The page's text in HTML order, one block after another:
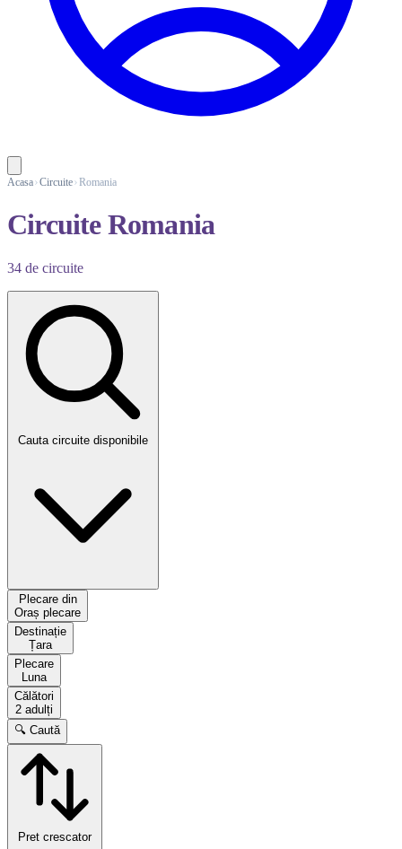
Acasa Circuite Romania
Circuite Romania
34 de circuite
Cauta circuite disponibile
Plecare din
Oraș plecare
Destinație
Țara
Plecare
Luna
Călători
2 adulți
🔍 Caută
Pret crescator